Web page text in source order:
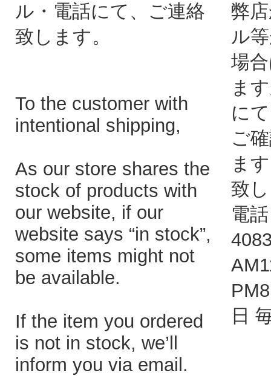
ル・電話にて、ご連絡
致します。
To the customer with
intentional shipping,
As our store shares the
stock of products with
our website, if our
website says “in stock”,
some items might not
be available.
If the item you ordered
is not in stock, we’ll
inform you via email.
弊
ル
場
ま
に
ご
ま
致
電
日